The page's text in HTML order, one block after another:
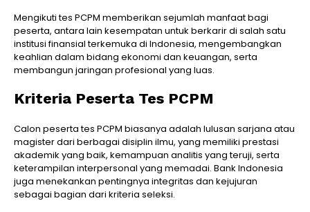
Mengikuti tes PCPM memberikan sejumlah manfaat bagi
peserta, antara lain kesempatan untuk berkarir di salah satu
institusi finansial terkemuka di Indonesia, mengembangkan
keahlian dalam bidang ekonomi dan keuangan, serta
membangun jaringan profesional yang luas.
Kriteria Peserta Tes PCPM
Calon peserta tes PCPM biasanya adalah lulusan sarjana atau
magister dari berbagai disiplin ilmu, yang memiliki prestasi
akademik yang baik, kemampuan analitis yang teruji, serta
keterampilan interpersonal yang memadai. Bank Indonesia
juga menekankan pentingnya integritas dan kejujuran
sebagai bagian dari kriteria seleksi.